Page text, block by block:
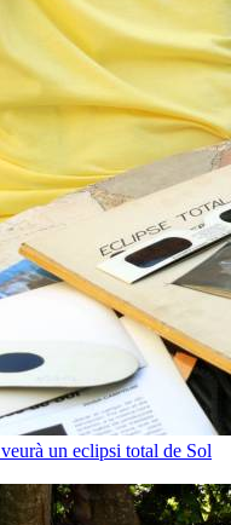
un eclipsi total de Sol